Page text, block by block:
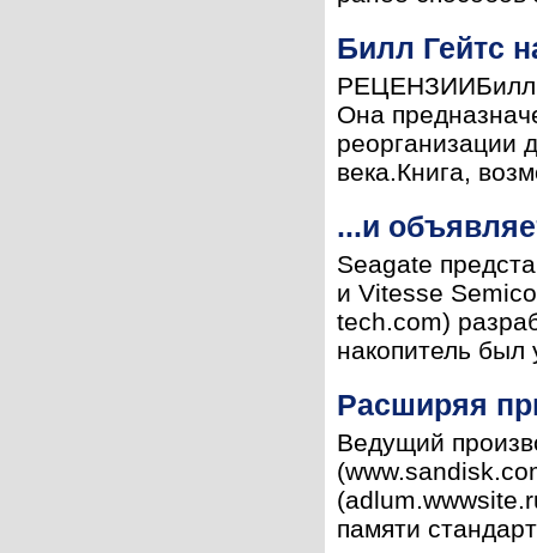
Билл Гейтс
РЕЦЕНЗИИБилл
Она
реорганизации
века.Книга,
...и
Seagate
и Vitesse
tech.com)
накопитель был
Расширяя
Ведущий
памяти